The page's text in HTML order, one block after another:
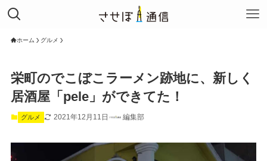
ホーム グルメ
栄町のでこぼこラーメン跡地に、新しく
居酒屋「pele」ができてた！
グルメ 2021年12月11日 編集部